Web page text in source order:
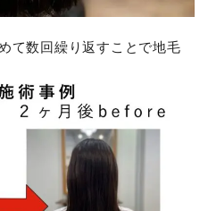
て数回繰り返すことで地毛